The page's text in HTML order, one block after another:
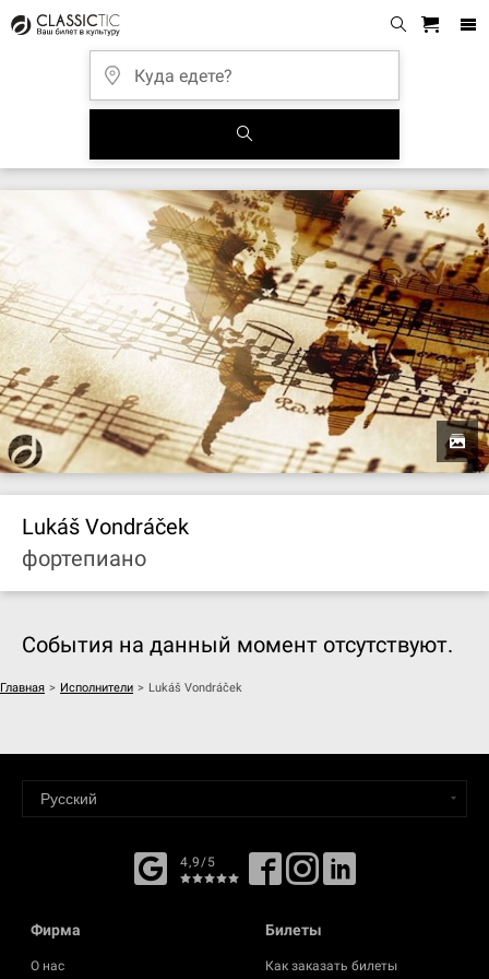
Lukáš Vondráček
фортепиано
События на данный момент отсутствуют.
Главная > Исполнители > Lukáš Vondráček
4,9/5
Фирма
О нас
Билеты
Как заказать билеты